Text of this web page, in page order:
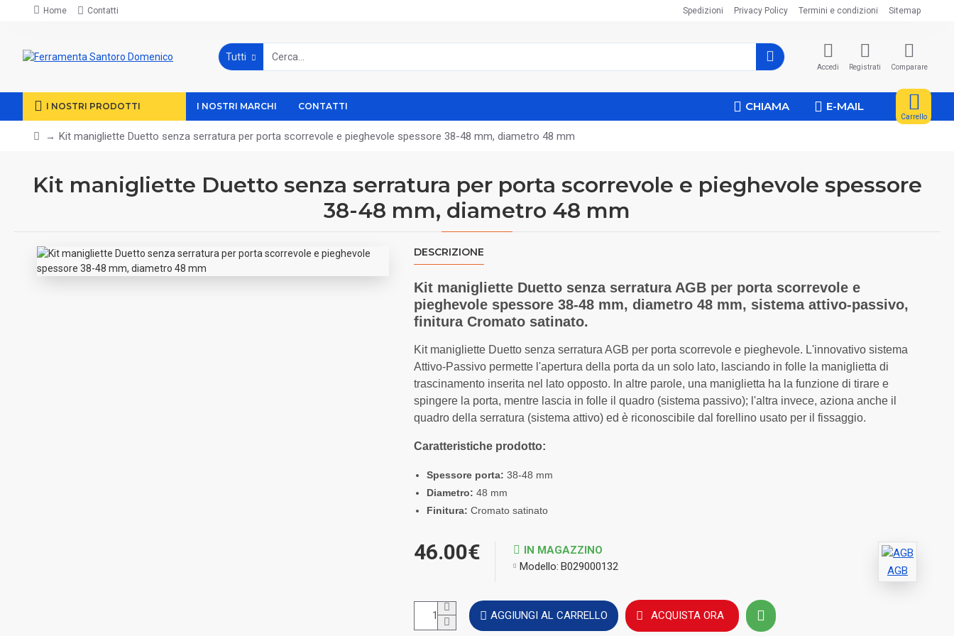
Home Contatti Spedizioni Privacy Policy Termini e condizioni Sitemap
Tutti
Accedi Registrati Comparare
I NOSTRI PRODOTTI I NOSTRI MARCHI CONTATTI CHIAMA E-MAIL
Carrello
Kit manigliette Duetto senza serratura per porta scorrevole e pieghevole spessore 38-48 mm, diametro 48 mm
Kit manigliette Duetto senza serratura per porta scorrevole e pieghevole spessore
38-48 mm, diametro 48 mm
DESCRIZIONE
Kit manigliette Duetto senza serratura AGB per porta scorrevole e
pieghevole spessore 38-48 mm, diametro 48 mm, sistema attivo-passivo,
finitura Cromato satinato.
Kit manigliette Duetto senza serratura AGB per porta scorrevole e pieghevole. L'innovativo sistema
Attivo-Passivo permette l'apertura della porta da un solo lato, lasciando in folle la maniglietta di
trascinamento inserita nel lato opposto. In altre parole, una maniglietta ha la funzione di tirare e
spingere la porta, mentre lascia in folle il quadro (sistema passivo); l'altra invece, aziona anche il
quadro della serratura (sistema attivo) ed è riconoscibile dal forellino usato per il fissaggio.
Caratteristiche prodotto:
Spessore porta: 38-48 mm
Diametro: 48 mm
Finitura: Cromato satinato
46.00€
IN MAGAZZINO
Modello: B029000132 AGB
AGGIUNGI AL CARRELLO ACQUISTA ORA